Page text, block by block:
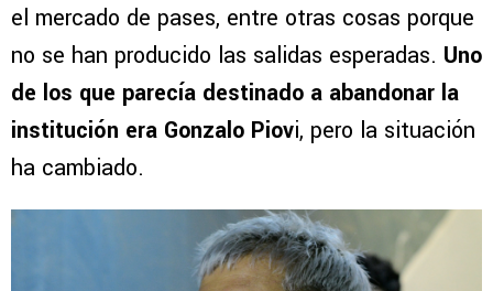
el mercado de pases, entre otras cosas porque
no se han producido las salidas esperadas. Uno
de los que parecía destinado a abandonar la
institución era Gonzalo Piovi, pero la situación
ha cambiado.